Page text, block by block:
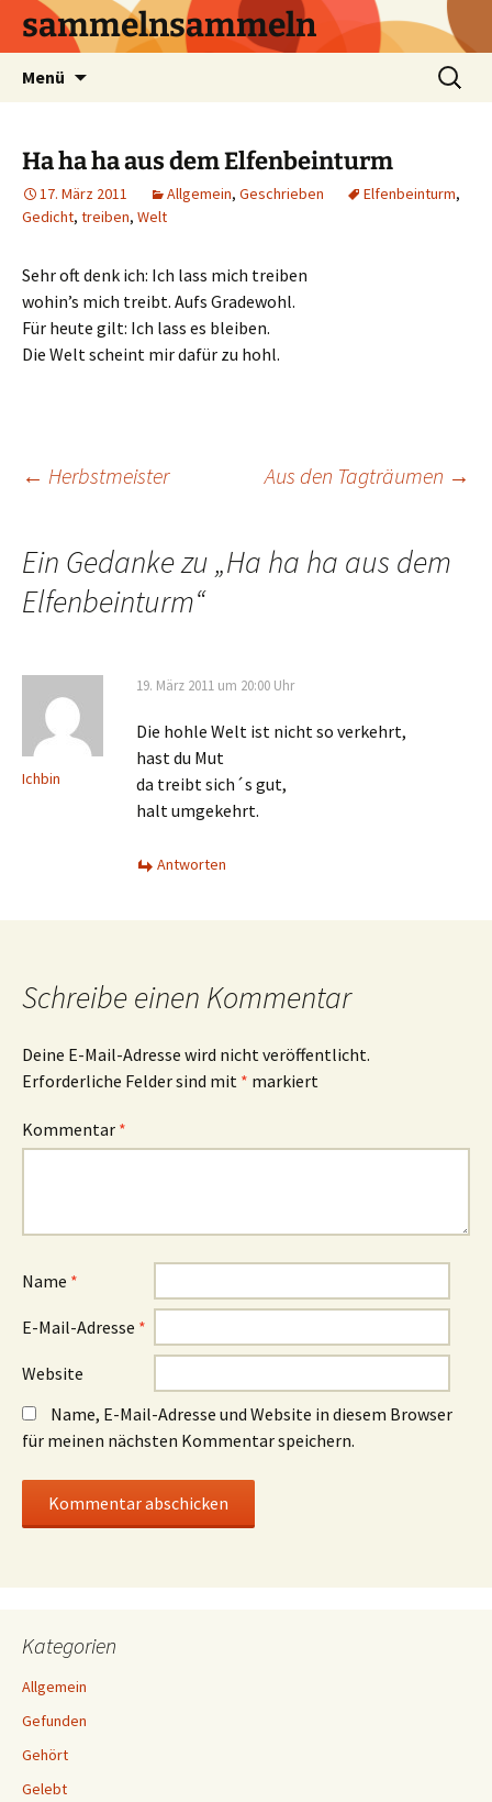
sammelnsammeln
Menü
Suchen
nach:
Ha ha ha aus dem Elfenbeinturm
17. März 2011 Allgemein, Geschrieben Elfenbeinturm,
Gedicht, treiben, Welt
Sehr oft denk ich: Ich lass mich treiben
wohin’s mich treibt. Aufs Gradewohl.
Für heute gilt: Ich lass es bleiben.
Die Welt scheint mir dafür zu hohl.
Beitrags-
Navigation
← Herbstmeister Aus den Tagträumen →
Ein Gedanke zu „Ha ha ha aus dem
Elfenbeinturm“
Ichbin
19. März 2011 um 20:00 Uhr
Die hohle Welt ist nicht so verkehrt,
hast du Mut
da treibt sich´s gut,
halt umgekehrt.
Antworten
Schreibe einen Kommentar
Deine E-Mail-Adresse wird nicht veröffentlicht.
Erforderliche Felder sind mit * markiert
Kommentar *
Name *
E-Mail-Adresse *
Website
Name, E-Mail-Adresse und Website in diesem Browser
für meinen nächsten Kommentar speichern.
Kategorien
Allgemein
Gefunden
Gehört
Gelebt